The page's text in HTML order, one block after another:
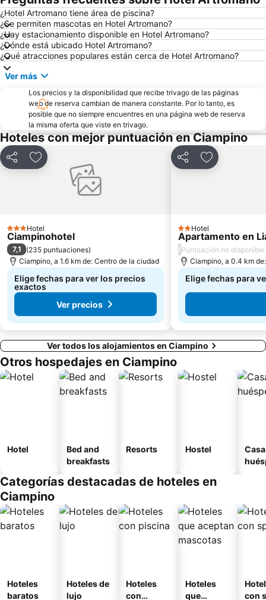
Plaza de San Pedro
Plaza del Pueblo
Cavour Metro Station
Museos Vaticanos
Anagnina Metro Station
Via Veneto Rome
Forum Romanum
Castel Sant'Angelo
Roma Ostiense Railway Station
Fashion District Valmontone Outlet
Trevi
Via del Corso
Basílica de Santa María en Trastévere
Metro de Roma
Ottaviano - San Pietro - Musei Vaticani Metro Station
Magliana
Autostazione Tiburtina
Tiburtina
Audiencia con el Papa
EUR Fermi Metro Station
El Circo Máximo
Borgo Antico
Ciudad Universitaria
Teatro dell'Opera
Esquilino
Plaza Barberini
Flaminio - Piazza del Popolo Metro Station
¿Hotel Artromano tiene área de piscina?
¿Se permiten mascotas en Hotel Artromano?
¿Hay estacionamiento disponible en Hotel Artromano?
¿Dónde está ubicado Hotel Artromano?
¿Qué atracciones populares están cerca de Hotel Artromano?
Ver más
Los precios y la disponibilidad que recibe trivago de las páginas
web de reserva cambian de manera constante. Por lo tanto, es
posible que no siempre encuentres en una página web de reserva
la misma oferta que viste en trivago.
Hoteles con mejor puntuación en Ciampino
CompartirAgregar a favoritos
3 Estrellas
Hotel
Ciampinohotel
7,1 (235 puntuaciones)
Ciampino, a 1.6 km de: Centro de la ciudad
Elige fechas para ver los precios
exactos
Ver precios
CompartirAgregar a
2 Estrellas
Hotel
Apartamento en
/Puntuación no disponible
Ciampino, a 0.4 km
Elige fechas para
Ver todos los alojamientos en Ciampino
Otros hospedajes en Ciampino
Hotel
Bed and
breakfasts
Resorts Hostel
Categorías destacadas de hoteles en
Ciampino
Hoteles
baratos
Hoteles de
lujo
Hoteles
con
Hoteles
que
con